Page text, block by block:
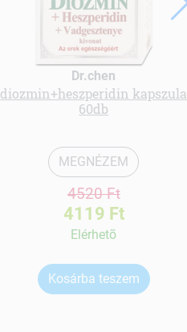
Dr.chen
diozmin+heszperidin kapszula
60db
MEGNÉZEM
4520 Ft
4119 Ft
Elérhetõ
Kosárba teszem